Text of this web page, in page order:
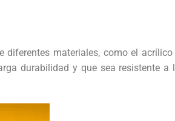
diferentes materiales, como el
durabilidad y que sea resistente